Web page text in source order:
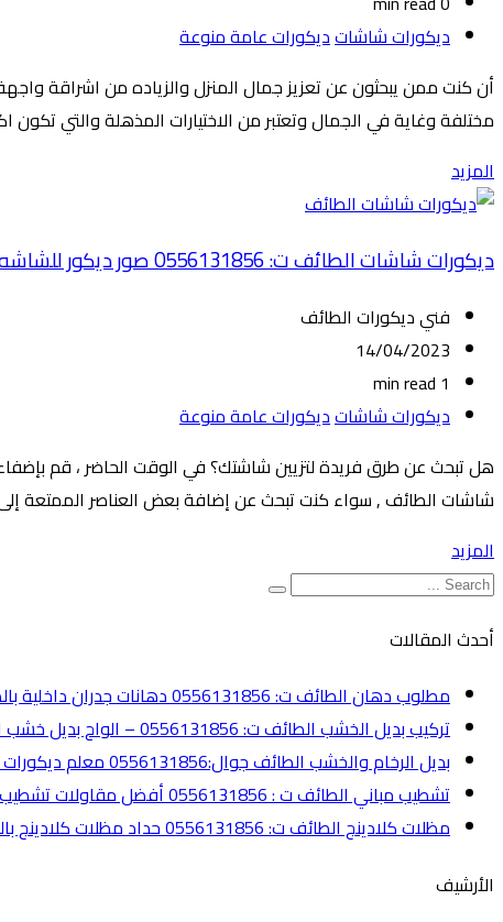
ديكورات شاشاتديكورات عامة منوعة
أن كنت ممن يبحثون عن تعزيز جمال المنزل والزياده من اشراقة
مختلفة وغاية في الجمال وتعتبر من الاختيارات المذهلة والتي تكون
المزيد
ديكورات شاشات الطائف ت: 0556131856 صور ديكور للشاشه بالطائف – ديكورات تلفزيون بلازما – ديكورات للشاشه خشب الطائف
فني ديكورات الطائف
14/04/2023
1 min read
ديكورات شاشاتديكورات عامة منوعة
هل تبحث عن طرق فريدة لتزيين شاشتك؟ في الوقت الحاضر ، قم
شاشات الطائف , سواء كنت تبحث عن إضافة بعض العناصر الممتعة
المزيد
أحدث المقالات
مطلوب دهان الطائف ت: 0556131856 دهانات جدران داخلية بالطائف
تركيب بديل الخشب الطائف ت: 0556131856 – الواح بديل خشب الطائف
بديل الرخام والخشب الطائف جوال:0556131856 معلم ديكورات الطائف
تشطيب مباني الطائف ت : 0556131856 أفضل مقاولات تشطيب الطائف
مظلات كلادينج الطائف ت: 0556131856 حداد مظلات كلادينج بالطائف
الأرشيف